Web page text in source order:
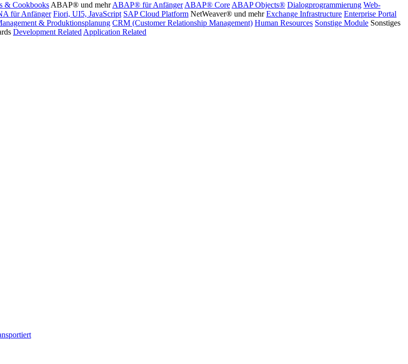
& CookbooksABAP® und mehrABAP® für AnfängerABAP® CoreABAP Objects® Dialogprogrammierung Web-
für Anfänger Fiori, UI5, JavaScript SAP Cloud Platform NetWeaver® und mehr Exchange Infrastructure Enterprise Portal
& Produktionsplanung CRM (Customer Relationship Management) Human Resources Sonstige Module Sonstiges
Development RelatedApplication Related